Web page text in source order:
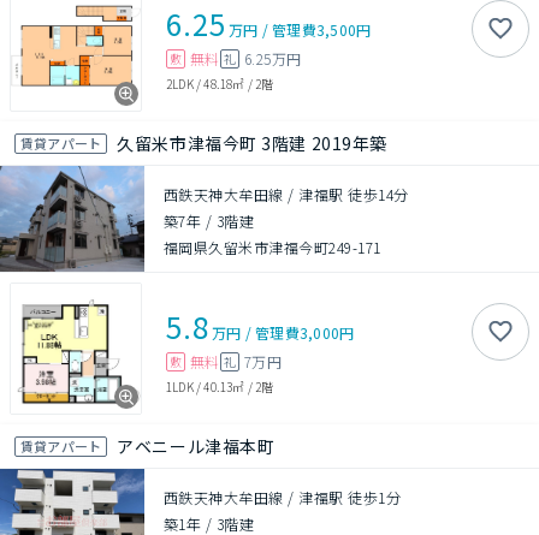
6.25 万円 /管理費3,500円
敷 無料 礼 6.25万円
2LDK/48.18㎡ / 2階
賃貸アパート 久留米市津福今町 3階建 2019年築
西鉄天神大牟田線 / 津福駅 徒歩14分
築7年 / 3階建
福岡県久留米市津福今町249-171
5.8万円 /管理費3,000円
敷 無料 礼 7万円
1LDK/40.13㎡ / 2階
賃貸アパート アベニール津福本町
西鉄天神大牟田線 / 津福駅 徒歩1分
築1年 / 3階建